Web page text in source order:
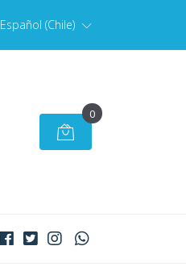
Español (Chile)
0